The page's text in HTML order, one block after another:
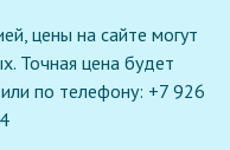
цены на сайте могут
Точная цена будет
по телефону: +7 926